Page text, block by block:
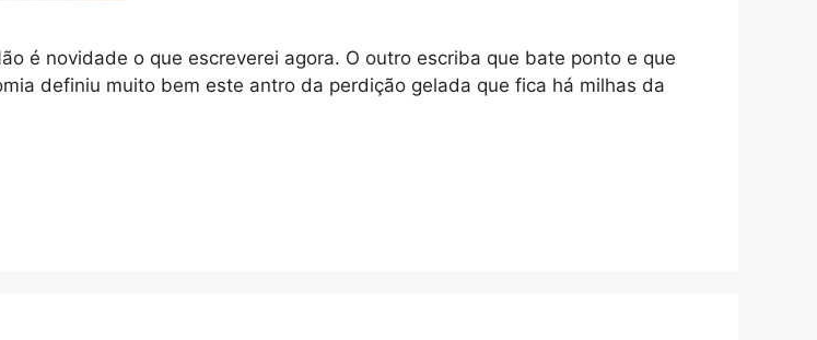
é novidade o que escreverei agora. O outro escriba que bate ponto e que
definiu muito bem este antro da perdição gelada que fica há milhas da